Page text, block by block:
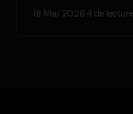
18 Mai 2026 4 de lecture